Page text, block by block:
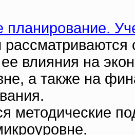
планирование.
влияния на
а также на
методические